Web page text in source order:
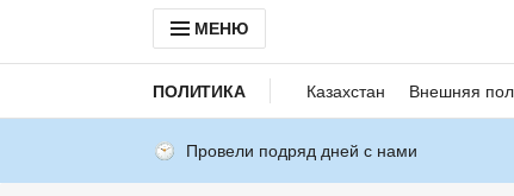
МЕНЮ
ПОЛИТИКА Казахстан Внешняя
Провели подряд дней с нами